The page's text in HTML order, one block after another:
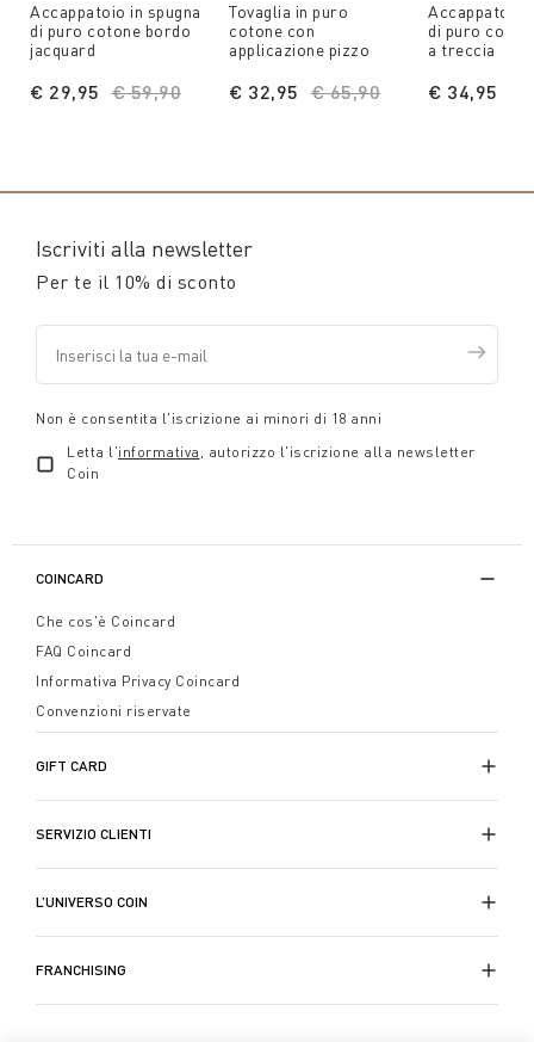
Accappatoio in spugna
di puro cotone bordo
jacquard
Price reduced from
€ 59,90
€ 29,95
Tovaglia in puro
cotone con
applicazione pizzo
Price reduced from
€ 65,90
€ 32,95
Accappatoio
di puro
a treccia
€ 34,95
Iscriviti alla newsletter
Per te il 10% di sconto
Non è consentita l'iscrizione ai minori di 18 anni
Letta l'informativa , autorizzo l'iscrizione alla newsletter
Coin
COINCARD
Che cos'è Coincard
FAQ Coincard
Informativa Privacy Coincard
Convenzioni riservate
GIFT CARD
SERVIZIO CLIENTI
L’UNIVERSO COIN
FRANCHISING